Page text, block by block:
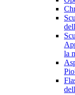
la